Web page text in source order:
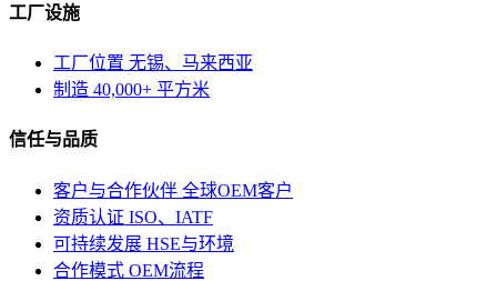
工厂设施
工厂位置 无锡、马来西亚
制造 40,000+ 平方米
信任与品质
客户与合作伙伴 全球OEM客户
资质认证 ISO、IATF
可持续发展 HSE与环境
合作模式 OEM流程